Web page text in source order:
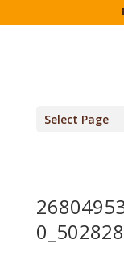
Select Page